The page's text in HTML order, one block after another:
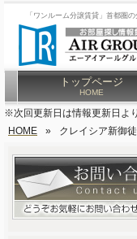
「ワンルーム分譲賃貸」首都圏
トップページ
HOME
※次回更新日は情報更新日よ
HOME
» クレイシア新御